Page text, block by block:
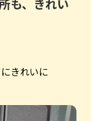
も、きれい
きれいに